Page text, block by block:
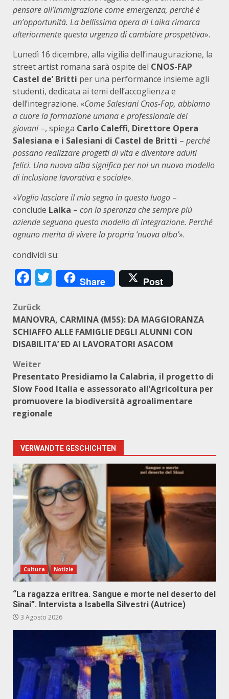
pensare all’immigrazione come emergenza, perché è
un’opportunità. La bellissima opera di Laika rimarca
ulteriormente questa urgenza di cambiare prospettiva».
Lunedì 16 dicembre, alla vigilia dell’inaugurazione, la
street artist romana sarà ospite del CNOS-FAP
Castel de’ Britti per una performance insieme agli
studenti, dedicata ai temi dell’accoglienza e
dell’integrazione. «Come Salesiani Cnos-Fap, abbiamo
a cuore la formazione umana e professionale dei
giovani –, spiega Carlo Caleffi, Direttore Opera
Salesiana e i Salesiani di Castel de Britti – perché
possano realizzare progetti di vita e diventare adulti
felici. Una nuova alba significa per noi un nuovo modello
di inclusione lavorativa e sociale».
«Voglio lasciare il mio segno in questo luogo –
conclude Laika – con la speranza che sempre più
aziende seguano questo modello di integrazione. Perché
ognuno merita di vivere la propria ‘nuova alba’».
condividi su:
Facebook
Twitter
Share Post
Beitragsnavigation
Zurück
MANOVRA, CARMINA (M5S): DA MAGGIORANZA
SCHIAFFO ALLE FAMIGLIE DEGLI ALUNNI CON
DISABILITA’ ED AI LAVORATORI ASACOM
Weiter
Presentato Presidiamo la Calabria, il progetto di
Slow Food Italia e assessorato all’Agricoltura per
promuovere la biodiversità agroalimentare
regionale
VERWANDTE GESCHICHTEN
Cultura Notizie
“La ragazza eritrea. Sangue e morte nel deserto del
Sinai”. Intervista a Isabella Silvestri (Autrice)
3 Agosto 2026